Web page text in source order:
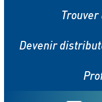
Devenir